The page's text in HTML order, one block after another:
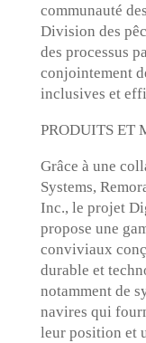
communauté
Division des
des processus
conjointement
inclusives et
PRODUITS ET
Grâce à une
Systems,
Inc., le projet
propose une
conviviaux
durable et
notamment de
navires qui
leur position et